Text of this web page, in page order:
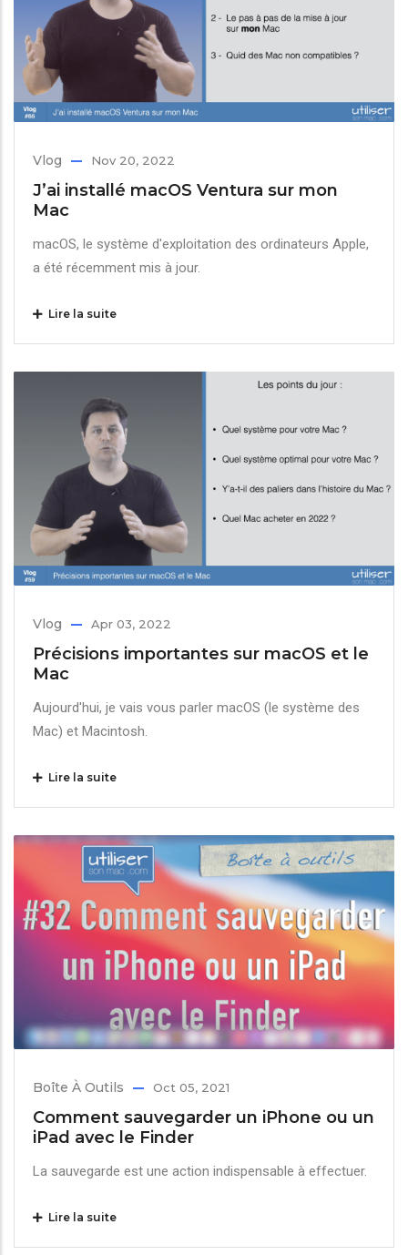
Vlog Nov 20, 2022
J’ai installé macOS Ventura sur mon
Mac
macOS, le système d'exploitation des ordinateurs Apple,
a été récemment mis à jour.
Lire la suite
Vlog Apr 03, 2022
Précisions importantes sur macOS et le
Mac
Aujourd'hui, je vais vous parler macOS (le système des
Mac) et Macintosh.
Lire la suite
Boîte À Outils Oct 05, 2021
Comment sauvegarder un iPhone ou un
iPad avec le Finder
La sauvegarde est une action indispensable à effectuer.
Lire la suite